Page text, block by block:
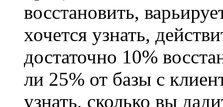
восстановить,
хочется узнать,
достаточно 10%
ли 25% от базы с
узнать, сколько вы